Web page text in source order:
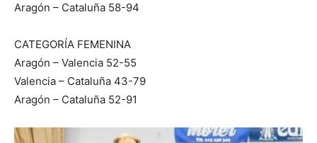
Aragón – Cataluña 58-94
CATEGORÍA FEMENINA
Aragón – Valencia 52-55
Valencia – Cataluña 43-79
Aragón – Cataluña 52-91